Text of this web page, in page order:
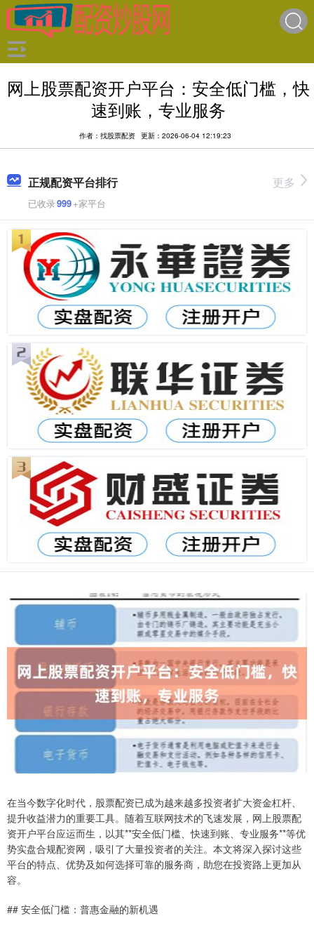
网上股票配资开户平台：安全低门槛，快
速到账，专业服务
作者：找股票配资 更新：2026-06-04 12:19:23
正规配资平台排行
已收录999+家平台
更多
在当今数字化时代，股票配资已成为越来越多投资者扩大资金杠杆、
提升收益潜力的重要工具。随着互联网技术的飞速发展，网上股票配
资开户平台应运而生，以其**安全低门槛、快速到账、专业服务**等优
势实盘合规配资网，吸引了大量投资者的关注。本文将深入探讨这些
平台的特点、优势及如何选择可靠的服务商，助您在投资路上更加从
容。
## 安全低门槛：普惠金融的新机遇